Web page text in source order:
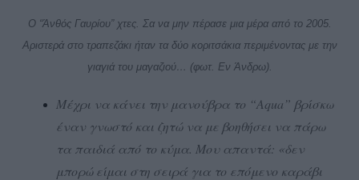
Ο “Άνθός Γαυρίου” χτες. Σα να μην πέρασε μια μέρα από το 2005.
Αριστερά στο τραπεζάκι ήταν τα δύο κοριτσάκια περιμένοντας με την
γιαγιά του μαγαζιού… (φωτ. Εν Άνδρω).
Μέχρι να κάνει την μανούβρα το “Aqua” βρίσκω
έναν γνωστό και ζητώ να με βοηθήσει να πάρω
τα παιδιά από τo κύμα. Μου απαντά: «δεν
μπορώ είμαι στη σειρά για το επόμενο καράβι